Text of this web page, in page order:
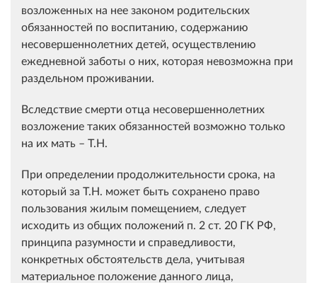
возложенных на нее законом родительских
обязанностей по воспитанию, содержанию
несовершеннолетних детей, осуществлению
ежедневной заботы о них, которая невозможна при
раздельном проживании.
Вследствие смерти отца несовершеннолетних
возложение таких обязанностей возможно только
на их мать – Т.Н.
При определении продолжительности срока, на
который за Т.Н. может быть сохранено право
пользования жилым помещением, следует
исходить из общих положений п. 2 ст. 20 ГК РФ,
принципа разумности и справедливости,
конкретных обстоятельств дела, учитывая
материальное положение данного лица,